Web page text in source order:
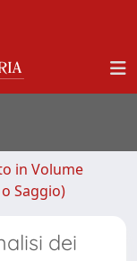
in Volume
Saggio)
dei